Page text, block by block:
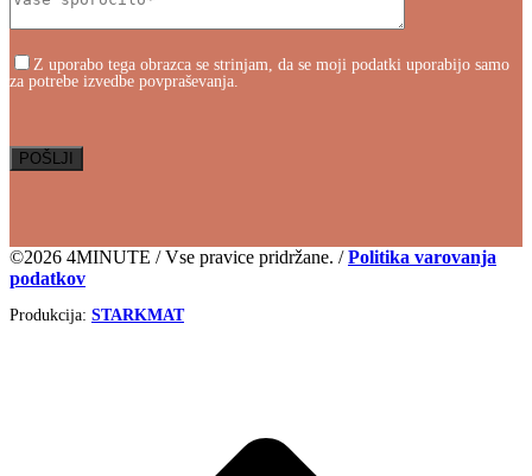
Z uporabo tega obrazca se strinjam, da se moji podatki uporabijo samo
za potrebe izvedbe povpraševanja.
©2026 4MINUTE / Vse pravice pridržane. /Politika varovanja
podatkov
Produkcija: STARKMAT